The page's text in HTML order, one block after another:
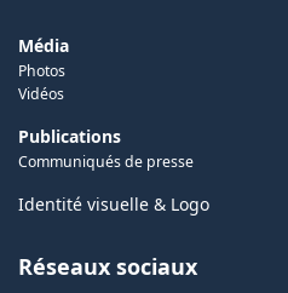
Média
Photos
Vidéos
Publications
Communiqués de presse
Identité visuelle & Logo
Réseaux sociaux